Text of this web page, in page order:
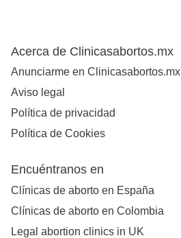
Acerca de Clinicasabortos.mx
Anunciarme en Clinicasabortos.mx
Aviso legal
Política de privacidad
Política de Cookies
Encuéntranos en
Clínicas de aborto en España
Clínicas de aborto en Colombia
Legal abortion clinics in UK